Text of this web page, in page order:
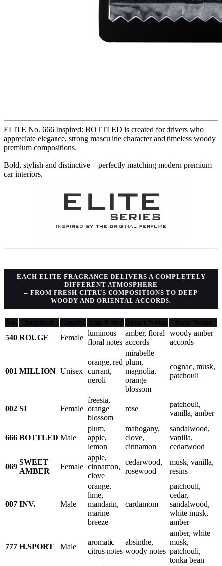
ELITE No. 666 Inspired: BOTTLED is created for drivers who
appreciate elegance, strong masculine character and timeless woody
premium compositions.
Bold, stylish and distinctive – perfectly matching modern premium
car interiors.
EACH ELITE FRAGRANCE DELIVERS A COMPLETELY
DIFFERENT ATMOSPHERE
– FROM FRESH CITRUS COMPOSITIONS TO DEEP
WOODY AND ORIENTAL ACCORDS.
No. Inspired Gender Top Notes Heart Notes
Base Notes
540 ROUGE Female
luminous
floral notes
amber, floral
accords
woody amber
accords
001 MILLION Unisex
orange, red
currant,
neroli
mirabelle
plum,
magnolia,
orange
blossom
cognac, musk,
patchouli
002 SI Female
freesia,
orange
blossom
rose
patchouli,
vanilla, amber
666 BOTTLED Male
plum,
apple,
lemon
mahogany,
clove,
cinnamon
sandalwood,
vanilla,
cedarwood
069
SWEET
AMBER
Female
apple,
cinnamon,
clove
cedarwood,
rosewood
musk, vanilla,
resins
007 INV. Male
orange,
lime,
mandarin,
marine
breeze
cardamom
patchouli,
cedar,
sandalwood,
white musk,
amber
777 H.SPORT Male
aromatic
citrus notes
absinthe,
woody notes
amber, white
musk,
patchouli,
tonka bean